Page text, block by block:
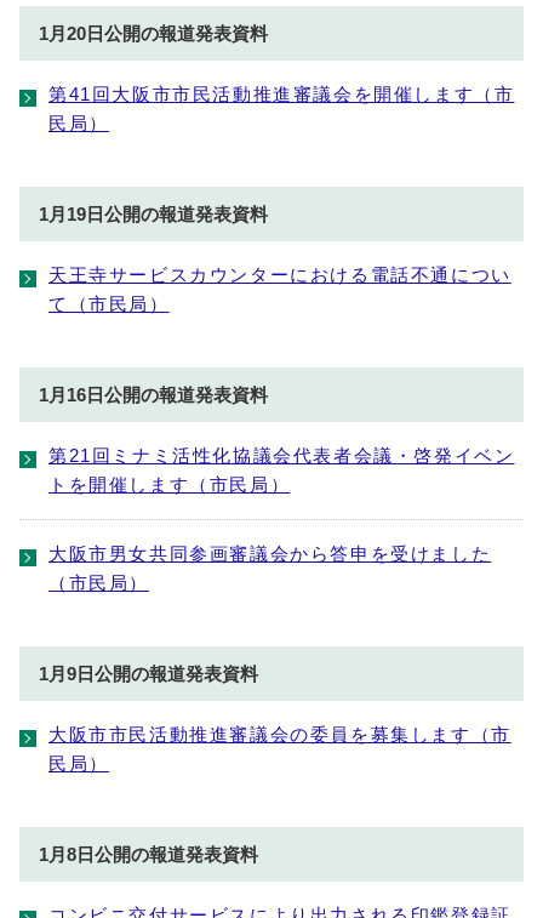
1月20日公開の報道発表資料
第41回大阪市市民活動推進審議会を開催します（市
民局）
1月19日公開の報道発表資料
天王寺サービスカウンターにおける電話不通につい
て（市民局）
1月16日公開の報道発表資料
第21回ミナミ活性化協議会代表者会議・啓発イベン
トを開催します（市民局）
大阪市男女共同参画審議会から答申を受けました
（市民局）
1月9日公開の報道発表資料
大阪市市民活動推進審議会の委員を募集します（市
民局）
1月8日公開の報道発表資料